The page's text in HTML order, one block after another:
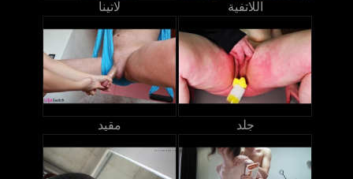
لاتينا اللاتفية
مقيد جلد